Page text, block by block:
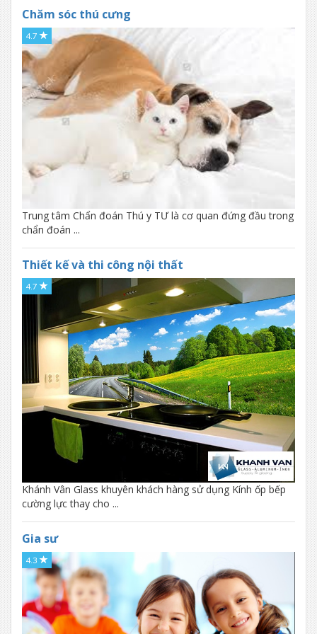
Vận chuyển- chuyển nhà
Vé máy bay - ô tô - tàu hỏa
Ngân hàng
Bảo hiểm
Tour du lịch - VISA
Dịch vụ khác
Dịch thuật
Chẩn đoán và xét nghiệm bệnh động vật
Chăm sóc sức khỏe
Chăm sóc thú cưng
4.7
Trung tâm Chẩn đoán Thú y TƯ là cơ quan đứng đầu trong
chẩn đoán ...
Thiết kế và thi công nội thất
4.7
Khánh Vân Glass khuyên khách hàng sử dụng Kính ốp bếp
cường lực thay cho ...
Gia sư
4.3